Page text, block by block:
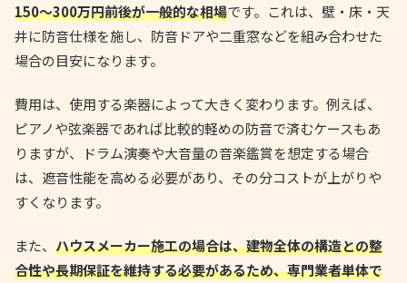
150〜300万円前後が一般的な相場です。これは、壁・床・天
井に防音仕様を施し、防音ドアや二重窓などを組み合わせた
場合の目安になります。
費用は、使用する楽器によって大きく変わります。例えば、
ピアノや弦楽器であれば比較的軽めの防音で済むケースもあ
りますが、ドラム演奏や大音量の音楽鑑賞を想定する場合
は、遮音性能を高める必要があり、その分コストが上がりや
すくなります。
また、 ハウスメーカー施工の場合は、建物全体の構造との整
合性や長期保証を維持する必要があるため、専門業者単体で